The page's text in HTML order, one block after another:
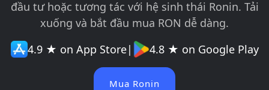
đầu tư hoặc tương tác với hệ sinh thái Ronin. Tải
xuống và bắt đầu mua RON dễ dàng.
4.9 ★ on App Store| 4.8 ★ on Google Play
Mua Ronin